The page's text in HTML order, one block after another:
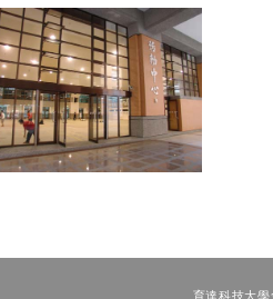
育達科技大